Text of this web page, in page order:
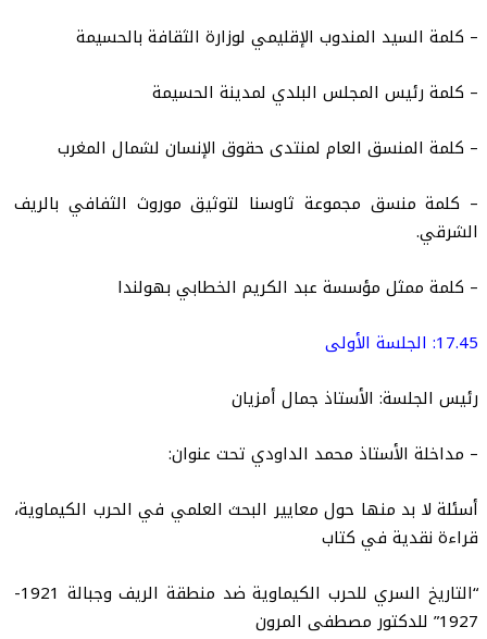
– كلمة السيد المندوب الإقليمي لوزارة الثقافة بالحسيمة
– كلمة رئيس المجلس البلدي لمدينة الحسيمة
– كلمة المنسق العام لمنتدى حقوق الإنسان لشمال المغرب
– كلمة منسق مجموعة ثاوسنا لتوثيق موروث الثفافي بالريف
الشرقي.
– كلمة ممثل مؤسسة عبد الكريم الخطابي بهولندا
17.45: الجلسة الأولى
رئيس الجلسة: الأستاذ جمال أمزيان
– مداخلة الأستاذ محمد الداودي تحت عنوان:
أسئلة لا بد منها حول معايير البحث العلمي في الحرب الكيماوية،
قراءة نقدية في كتاب
“التاريخ السري للحرب الكيماوية ضد منطقة الريف وجبالة 1921-
1927” للدكتور مصطفى المرون